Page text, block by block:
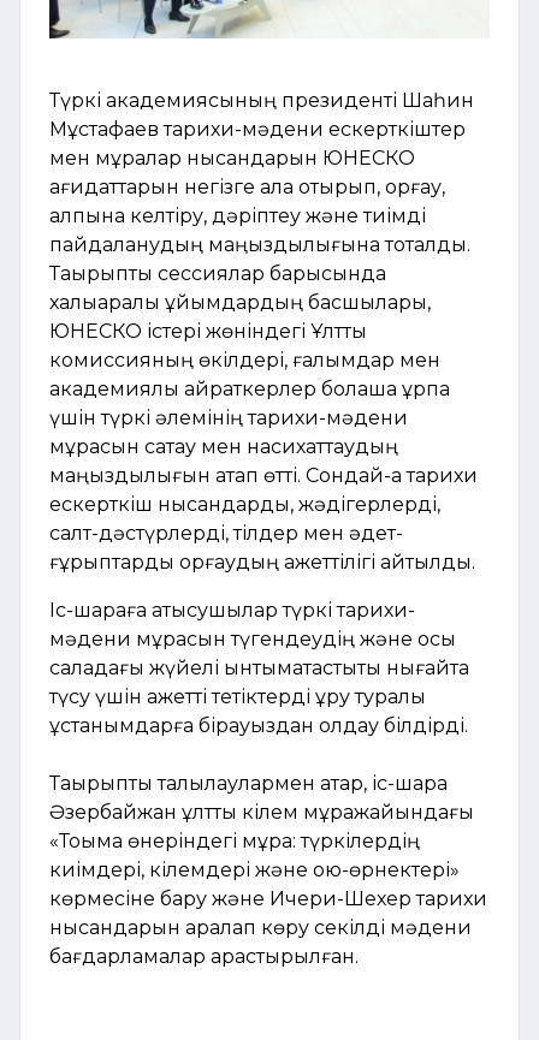
Түркі академиясының президенті Шаһин
Мұстафаев тарихи-мәдени ескерткіштер
мен мұралар нысандарын ЮНЕСКО
қағидаттарын негізге ала отырып, қорғау,
қалпына келтіру, дәріптеу және тиімді
пайдаланудың маңыздылығына тоқталды.
Тақырыптық сессиялар барысында
халықаралық ұйымдардың басшылары,
ЮНЕСКО істері жөніндегі Ұлттық
комиссияның өкілдері, ғалымдар мен
академиялық қайраткерлер болашақ ұрпақ
үшін түркі әлемінің тарихи-мәдени
мұрасын сақтау мен насихаттаудың
маңыздылығын атап өтті. Сондай-ақ тарихи
ескерткіш нысандарды, жәдігерлерді,
салт-дәстүрлерді, тілдер мен әдет-
ғұрыптарды қорғаудың қажеттілігі айтылды.
Іс-шараға қатысушылар түркі тарихи-
мәдени мұрасын түгендеудің және осы
саладағы жүйелі ынтымақтастықты нығайта
түсу үшін қажетті тетіктерді құру туралы
ұстанымдарға бірауыздан қолдау білдірді.
Тақырыптық талқылаулармен қатар, іс-шара
Әзербайжан ұлттық кілем мұражайындағы
«Тоқыма өнеріндегі мұра: түркілердің
киімдері, кілемдері және ою-өрнектері»
көрмесіне бару және Ичери-Шехер тарихи
нысандарын аралап көру секілді мәдени
бағдарламалар қарастырылған.